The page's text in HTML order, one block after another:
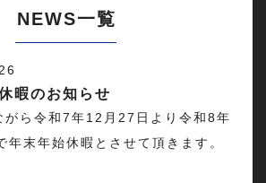
NEWS一覧
暇のお知らせ
がら令和7年12月27日より令和8年
年末年始休暇とさせて頂きます。